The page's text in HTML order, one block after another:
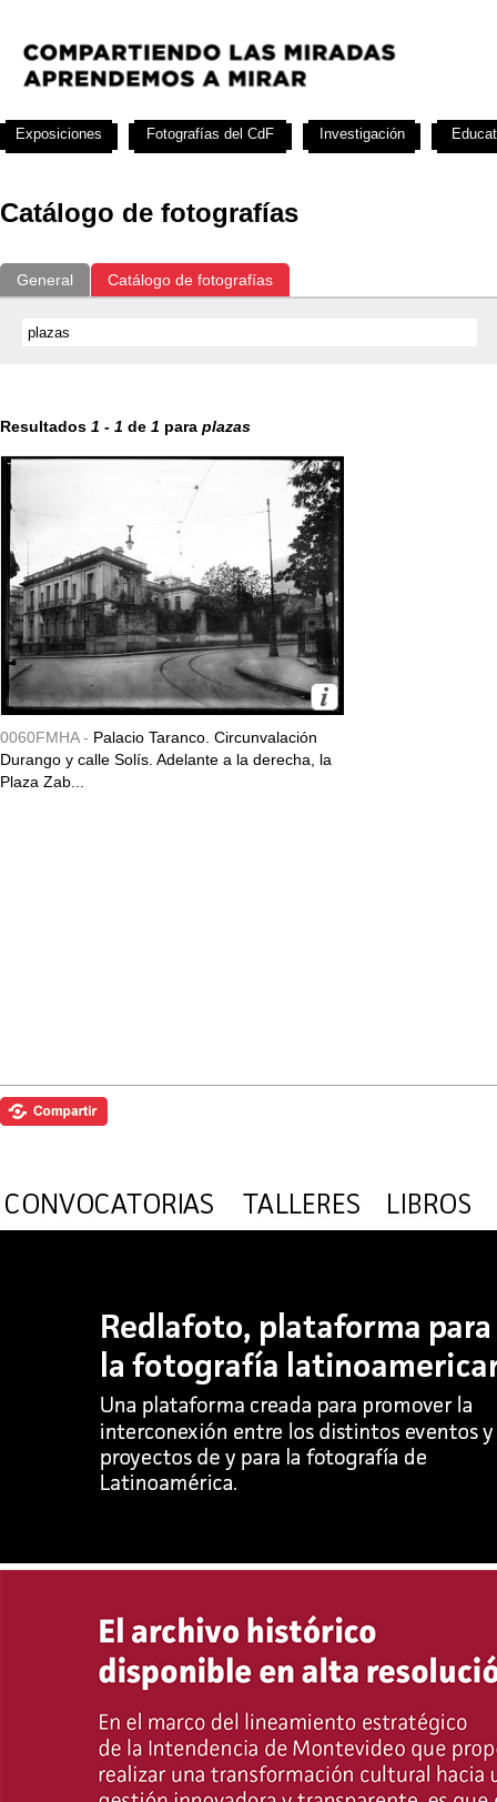
Catálogo de fotografías
General Catálogo de fotografías
Resultados 1 - 1 de 1 para plazas
0060FMHA - Palacio Taranco. Circunvalación
Durango y calle Solís. Adelante a la derecha, la
Plaza Zab...
Exposiciones Fotografías del CdF Investigación